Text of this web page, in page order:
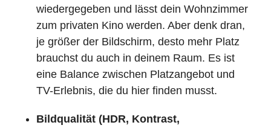
wiedergegeben und lässt dein Wohnzimmer
zum privaten Kino werden. Aber denk dran,
je größer der Bildschirm, desto mehr Platz
brauchst du auch in deinem Raum. Es ist
eine Balance zwischen Platzangebot und
TV-Erlebnis, die du hier finden musst.
Bildqualität (HDR, Kontrast,